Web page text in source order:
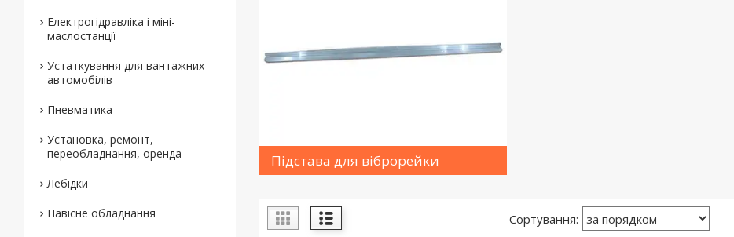
Підстава для віброрейки
Електрогідравліка і міні-
маслостанції
Устаткування для вантажних
автомобілів
Пневматика
Установка, ремонт,
переобладнання, оренда
Лебідки
Навісне обладнання